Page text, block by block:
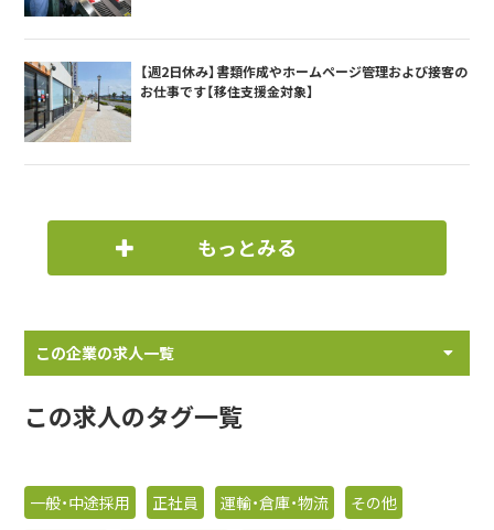
【週2日休み】書類作成やホームページ管理および接客の
お仕事です【移住支援金対象】
もっとみる
この企業の求人一覧
この求人のタグ一覧
一般・中途採用 正社員 運輸・倉庫・物流
その他